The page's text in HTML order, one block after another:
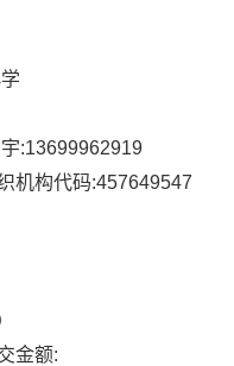
:13699962919
机构代码:457649547
金额: